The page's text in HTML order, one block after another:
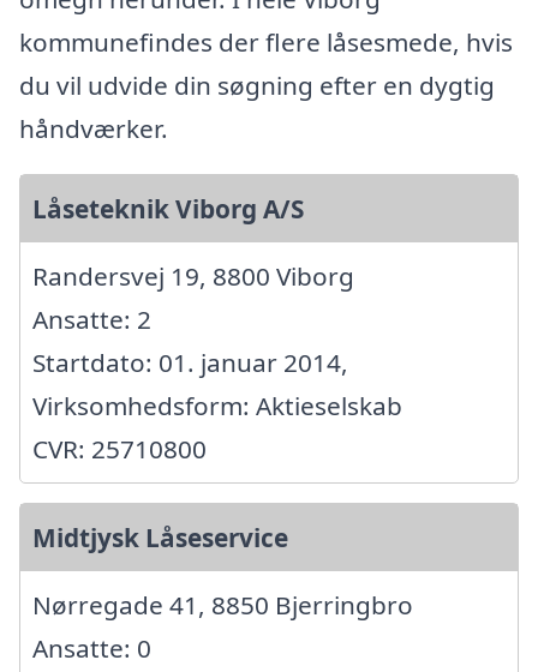
kommunefindes der flere låsesmede, hvis
du vil udvide din søgning efter en dygtig
håndværker.
Låseteknik Viborg A/S
Randersvej 19, 8800 Viborg
Ansatte: 2
Startdato: 01. januar 2014,
Virksomhedsform: Aktieselskab
CVR: 25710800
Midtjysk Låseservice
Nørregade 41, 8850 Bjerringbro
Ansatte: 0